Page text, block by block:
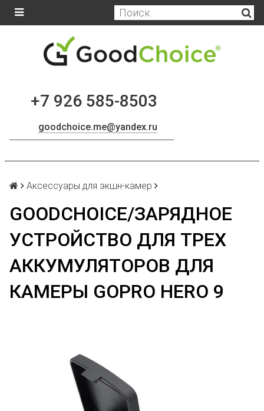
+7 926 585-8503
goodchoice.me@yandex.ru
Аксессуары для экшн-камер
GOODCHOICE/ЗАРЯДНОЕ
УСТРОЙСТВО ДЛЯ ТРЕХ
АККУМУЛЯТОРОВ ДЛЯ
КАМЕРЫ GOPRO HERO 9